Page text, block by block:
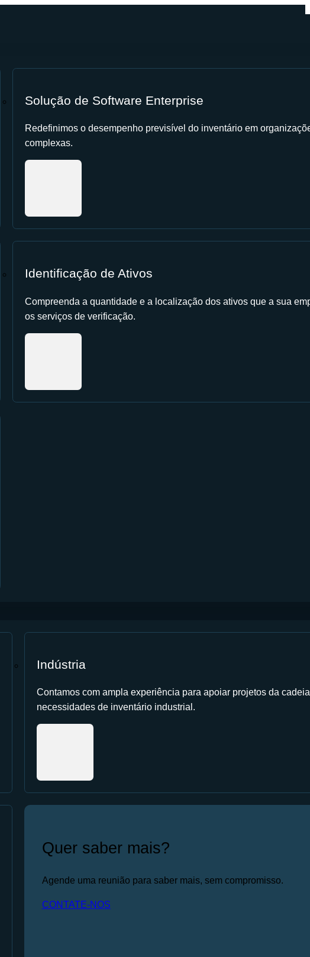
Solução de Software Enterprise
Redefinimos o desempenho previsível do inventário em
complexas.
Identificação de Ativos
Compreenda a quantidade e a localização dos ativos que a sua
os serviços de verificação.
Indústria
Contamos com ampla experiência para apoiar projetos da
necessidades de inventário industrial.
Quer saber mais?
Agende uma reunião para saber mais, sem compromisso.
CONTATE-NOS